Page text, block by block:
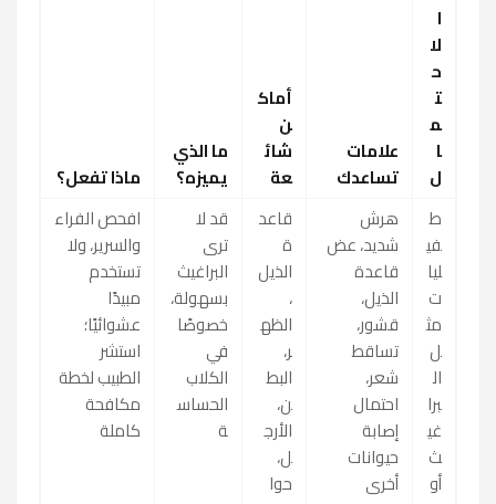
ا
لا
ح
ت
م
ا
ل
علامات
تساعدك
أماك
ن
شائ
عة
ما الذي
يميزه؟
ماذا تفعل؟
ط
في
ليا
ت
مث
ل
ال
برا
غي
ث
أو
هرش
شديد، عض
قاعدة
الذيل،
قشور،
تساقط
شعر،
احتمال
إصابة
حيوانات
أخرى
قاعد
ة
الذيل
،
الظه
ر،
البط
ن،
الأرج
ل،
حوا
قد لا
ترى
البراغيث
بسهولة،
خصوصًا
في
الكلاب
الحساس
ة
افحص الفراء
والسرير، ولا
تستخدم
مبيدًا
عشوائيًا؛
استشر
الطبيب لخطة
مكافحة
كاملة